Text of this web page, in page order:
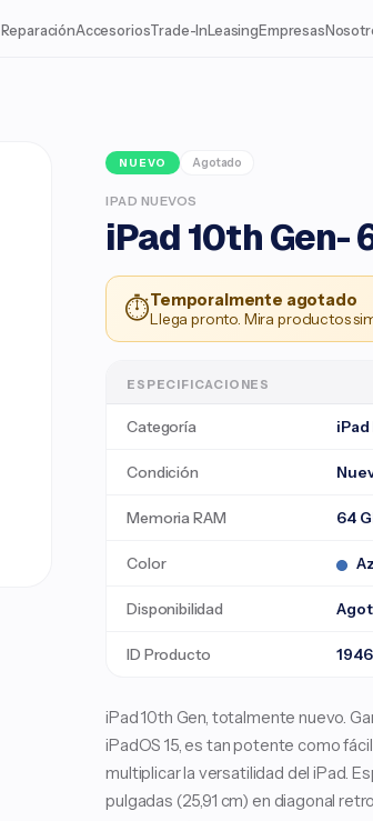
ReparaciónAccesoriosTrade-InLeasingEmpresas
NUEVO Agotado
IPAD NUEVOS
iPad 10th Gen-
⏱Temporalmente agotado
Llega pronto. Mira productos
ESPECIFICACIONES
Categoría iPad
Condición
Memoria RAM 64
Color
Disponibilidad
ID Producto
iPad 10th Gen, totalmente nuevo.
iPadOS 15, es tan potente como
multiplicar la versatilidad del iPad.
pulgadas (25,91 cm) en diagonal